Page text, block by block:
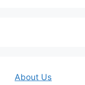
About Us